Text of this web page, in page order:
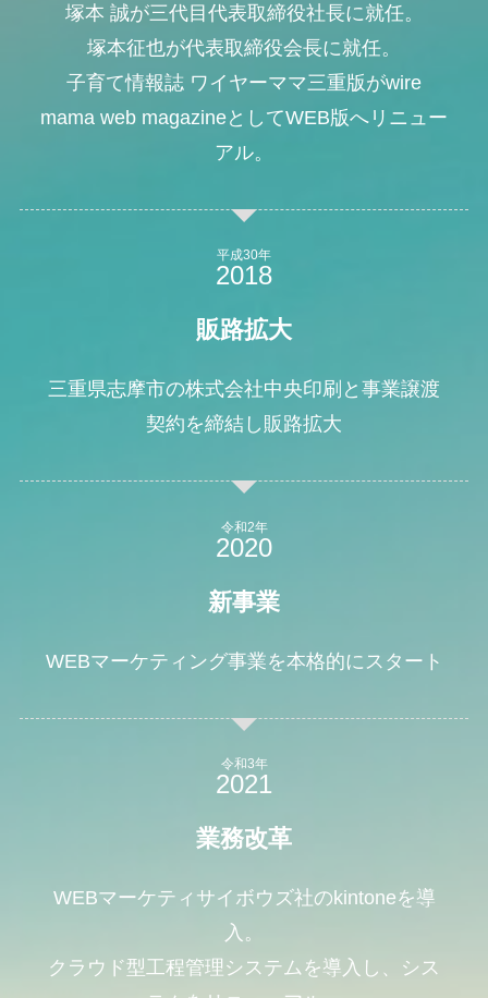
塚本 誠が三代目代表取締役社長に就任。
塚本征也が代表取締役会長に就任。
子育て情報誌 ワイヤーママ三重版がwire
mama web magazineとしてWEB版へリニュー
アル。
平成30年
販路拡大
三重県志摩市の株式会社中央印刷と事業譲渡
契約を締結し販路拡大
令和2年
新事業
WEBマーケティング事業を本格的にスタート
令和3年
業務改革
WEBマーケティサイボウズ社のkintoneを導
入。
クラウド型工程管理システムを導入し、シス